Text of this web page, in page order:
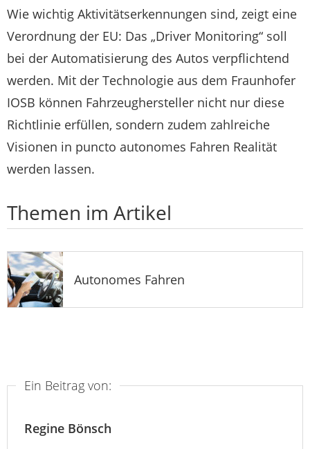
Wie wichtig Aktivitätserkennungen sind, zeigt eine
Verordnung der EU: Das „Driver Monitoring“ soll
bei der Automatisierung des Autos verpflichtend
werden. Mit der Technologie aus dem Fraunhofer
IOSB können Fahrzeughersteller nicht nur diese
Richtlinie erfüllen, sondern zudem zahlreiche
Visionen in puncto autonomes Fahren Realität
werden lassen.
Themen im Artikel
Autonomes Fahren
Ein Beitrag von:
Regine Bönsch